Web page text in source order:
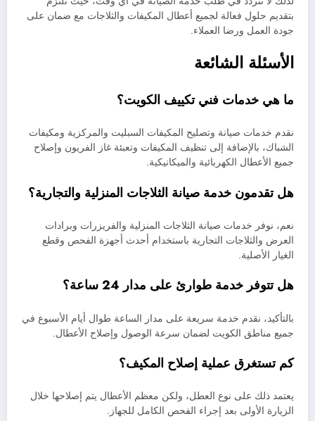
بتقديم حلول فعالة لجميع أعطال المكيفات والثلاجات مع ضمان على
جودة العمل ورضا العملاء.
الأسئلة الشائعة
ما هي خدمات فني تكييف الكويت؟
نقدم خدمات صيانة وتصليح المكيفات السبليت والمركزية ومكيفات
الشباك، بالإضافة إلى تنظيف المكيفات وتعبئة غاز الفريون وإصلاح
جميع الأعطال الكهربائية والميكانيكية.
هل تقدمون خدمة صيانة الثلاجات المنزلية والتجارية؟
نعم، نوفر خدمات صيانة الثلاجات المنزلية والفريزرات وبرادات
العرض والثلاجات التجارية باستخدام أحدث أجهزة الفحص وقطع
الغيار الأصلية.
هل تتوفر خدمة طوارئ على مدار 24 ساعة؟
بالتأكيد، نقدم خدمة سريعة على مدار الساعة طوال أيام الأسبوع في
جميع مناطق الكويت لضمان سرعة الوصول وإصلاح الأعطال.
كم تستغرق عملية إصلاح المكيف؟
يعتمد ذلك على نوع العطل، ولكن معظم الأعطال يتم إصلاحها خلال
الزيارة الأولى بعد إجراء الفحص الكامل للجهاز.